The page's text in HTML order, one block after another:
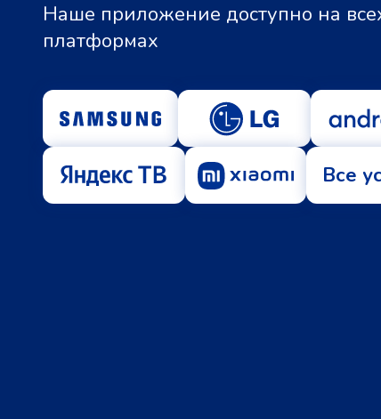
Наше приложение доступно на
платформах
Все